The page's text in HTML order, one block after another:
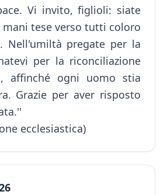
Vi invito, figlioli: siate
mani tese verso tutti coloro
Nell'umiltà pregate per la
per la riconciliazione
affinché ogni uomo stia
Grazie per aver risposto
ecclesiastica)